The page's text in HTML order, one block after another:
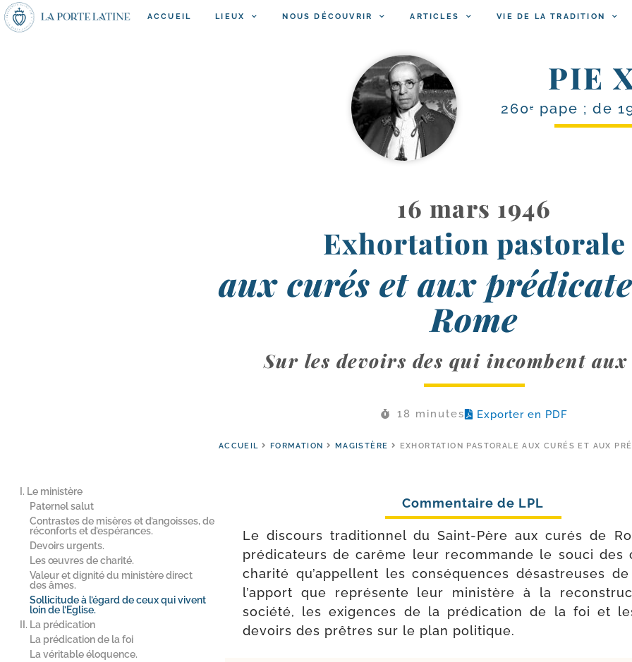
ACCUEIL LIEUX NOUS DÉCOUVRIR ARTICLES VIE DE LA TRADITION
PIE
260ᵉ pape ; de
16 mars 1946
Exhortation pastorale
aux curés et aux
Rome
Sur les devoirs des qui incombent aux
18 minutes Exporter en PDF
ACCUEIL FORMATION MAGISTÈRE EXHORTATION PASTORALE AUX CURÉS ET AUX
I. Le ministère
Paternel salut
Contrastes de misères et d’angoisses, de
réconforts et d’espérances.
Devoirs urgents.
Les œuvres de charité.
Valeur et dignité du ministère direct
des âmes.
Sollicitude à l’égard de ceux qui vivent
loin de l’Eglise.
II. La prédication
La prédication de la foi
La véritable éloquence.
Le dis­cours tra­di­tion­nel du Saint-​Père aux curés de
pré­di­ca­teurs de carême leur recom­mande le sou­ci
cha­ri­té qu’appellent les consé­quences désas­treuses
l’ap­port que repré­sente leur minis­tère à la
socié­té, les exi­gences de la pré­di­ca­tion de la foi et
devoirs des prêtres sur le plan politique.